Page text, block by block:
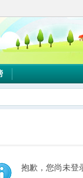
抱歉，您尚未登